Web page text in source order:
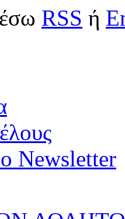
RSS ή
Newsletter